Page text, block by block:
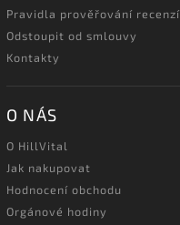
Pravidla prověřování recenzí
Odstoupit od smlouvy
Kontakty
O NÁS
O HillVital
Jak nakupovat
Hodnocení obchodu
Orgánové hodiny